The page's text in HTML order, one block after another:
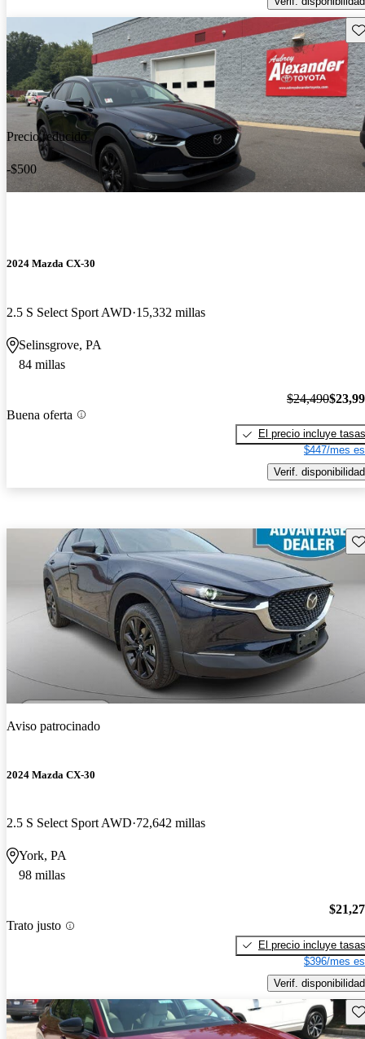
Precio reducido
-$500
2024 Mazda CX-30
2.5 S Select Sport AWD 15,332 millas
Selinsgrove, PA
84 millas
Buena oferta
$24,490
El precio incluye tasas
$447/mes
Verif. disponibilidad
Aviso patrocinado
2024 Mazda CX-30
2.5 S Select Sport AWD 72,642 millas
York, PA
98 millas
Trato justo
El precio incluye tasas
$396/mes
Verif. disponibilidad